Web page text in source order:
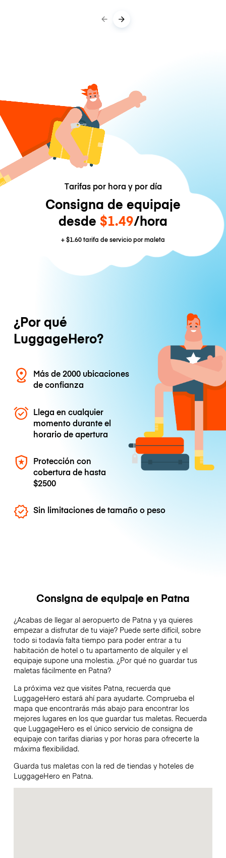
Tarifas por hora y por día
Consigna de equipaje
desde $1.49/hora
+$1.60tarifa de servicio por maleta
¿Por qué
LuggageHero?
Más de 2000 ubicaciones
de confianza
Llega en cualquier
momento durante el
horario de apertura
Protección con
cobertura de hasta
$2500
Sin limitaciones de tamaño o peso
Consigna de equipaje en Patna
¿Acabas de llegar al aeropuerto de Patna y ya quieres
empezar a disfrutar de tu viaje? Puede serte difícil, sobre
todo si todavía falta tiempo para poder entrar a tu
habitación de hotel o tu apartamento de alquiler y el
equipaje supone una molestia. ¿Por qué no guardar tus
maletas fácilmente en Patna?
La próxima vez que visites Patna, recuerda que
LuggageHero estará ahí para ayudarte. Comprueba el
mapa que encontrarás más abajo para encontrar los
mejores lugares en los que guardar tus maletas. Recuerda
que LuggageHero es el único servicio de consigna de
equipaje con tarifas diarias y por horas para ofrecerte la
máxima flexibilidad.
Guarda tus maletas con la red de tiendas y hoteles de
LuggageHero en Patna.